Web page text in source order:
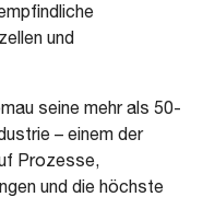
und
seine mehr als 50-
– einem der
Prozesse,
und die höchste